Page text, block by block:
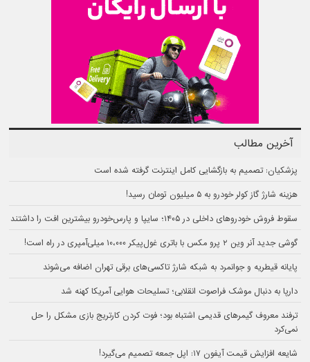
آخرین مطالب
پزشکیان: تصمیم به بازگشایی کامل اینترنت گرفته شده است
هزینه شارژ گاز کولر خودرو به ۵ میلیون تومان رسید!
سقوط فروش خودروهای داخلی در ۱۴۰۵؛ سایپا و پارس‌خودرو بیشترین افت را داشتند
گوشی جدید آنر وین ۲ پرو مکس با باتری غول‌پیکر ۱۰،۰۰۰ میلی‌آمپری در راه است!
پایانه قیطریه و جوانمرد به شبکه شارژ تاکسی‌های برقی تهران اضافه می‌شوند
دارپا به دنبال موشک فراصوت انقلابی؛ تسلیحات هوایی آمریکا کهنه شد
ترفند معروف گیمرهای قدیمی اشتباه بود؛ فوت کردن کارتریج بازی مشکل را حل
نمی‌کرد
شایعه افزایش قیمت آیفون ۱۷: اپل جمعه تصمیم می‌گیرد!